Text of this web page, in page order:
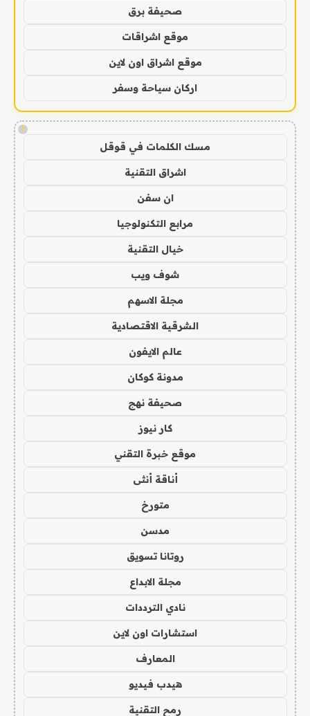
صحيفة برق
موقع اشراقات
موقع اشراق اون لاين
اركان سياحة وسفر
!
مسك الكلمات في قوقل
اشراق التقنية
ان سفن
مرابع التكنولوجيا
خيال التقنية
شوف ويب
مجلة الاسهم
الشرقية الاقتصادية
عالم الايفون
مدونة كوكان
صحيفة نهج
كار نيوز
موقع خبرة التقني
أناقة أنثى
متورخ
مدسن
روتانا تسويق
مجلة الابداع
نادي الترددات
استشارات اون لاين
المعارف
هيدب فيديو
رمح التقنية